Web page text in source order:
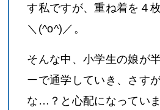
す私ですが、重ね着を４
＼(^o^)／。
そんな中、小学生の娘が
ーで通学していき、さす
な…？と心配になっていま